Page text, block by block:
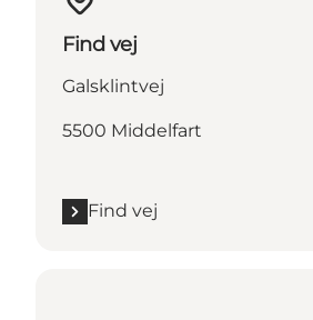
Find vej
Galsklintvej
5500 Middelfart
Find vej